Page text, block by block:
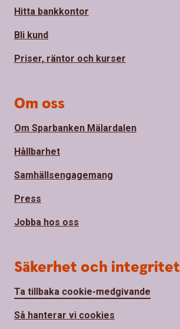
Hitta bankkontor
Bli kund
Priser, räntor och kurser
Om oss
Om Sparbanken Mälardalen
Hållbarhet
Samhällsengagemang
Press
Jobba hos oss
Säkerhet och integritet
Ta tillbaka cookie-medgivande
Så hanterar vi cookies